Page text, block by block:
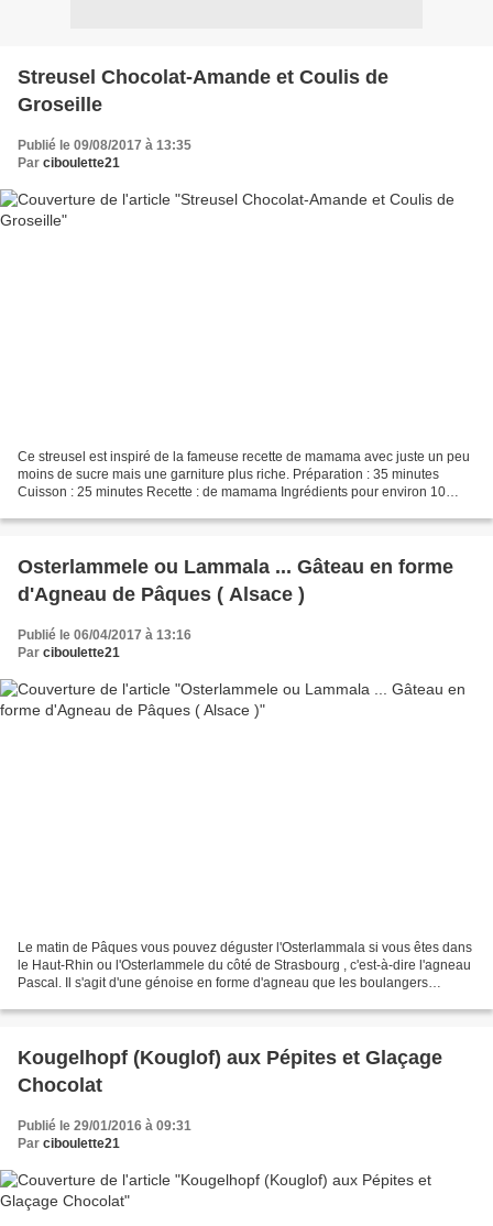
Streusel Chocolat-Amande et Coulis de
Groseille
Publié le 09/08/2017 à 13:35
Par ciboulette21
Ce streusel est inspiré de la fameuse recette de mamama avec juste un peu
moins de sucre mais une garniture plus riche. Préparation : 35 minutes
Cuisson : 25 minutes Recette : de mamama Ingrédients pour environ 10
Osterlammele ou Lammala ... Gâteau en forme
d'Agneau de Pâques ( Alsace )
Publié le 06/04/2017 à 13:16
Par ciboulette21
Le matin de Pâques vous pouvez déguster l'Osterlammala si vous êtes dans
le Haut-Rhin ou l'Osterlammele du côté de Strasbourg , c'est-à-dire l'agneau
Pascal. Il s'agit d'une génoise en forme d'agneau que les boulangers
Kougelhopf (Kouglof) aux Pépites et Glaçage
Chocolat
Publié le 29/01/2016 à 09:31
Par ciboulette21